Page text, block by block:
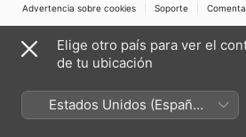
Advertencia sobre cookies
Soporte
Elige otro país para ver el
de tu ubicación
Estados Unidos (Español
México)